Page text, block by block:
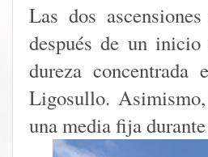
Las dos
después de un
dureza
Ligosullo.
una media fija